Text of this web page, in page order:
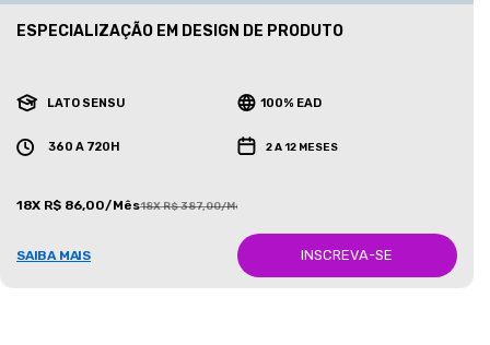
ESPECIALIZAÇÃO EM DESIGN DE PRODUTO
LATO SENSU 100% EAD
360 A 720H 2 A 12 MESES
18X R$ 86,00/Mês18X R$ 387,00/Mês
SAIBA MAIS INSCREVA-SE